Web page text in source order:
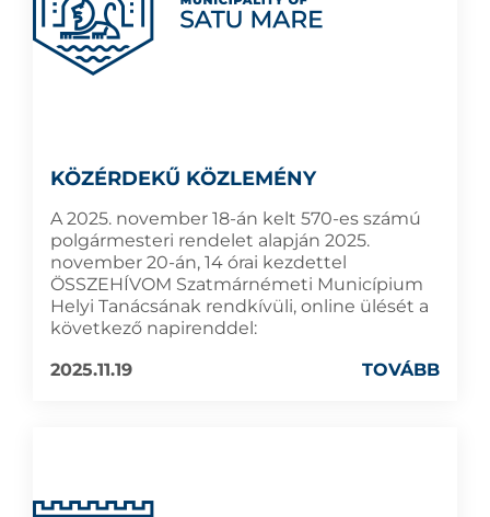
KÖZÉRDEKŰ KÖZLEMÉNY
A 2025. november 18-án kelt 570-es számú
polgármesteri rendelet alapján 2025.
november 20-án, 14 órai kezdettel
ÖSSZEHÍVOM Szatmárnémeti Municípium
Helyi Tanácsának rendkívüli, online ülését a
következő napirenddel:
2025.11.19
TOVÁBB